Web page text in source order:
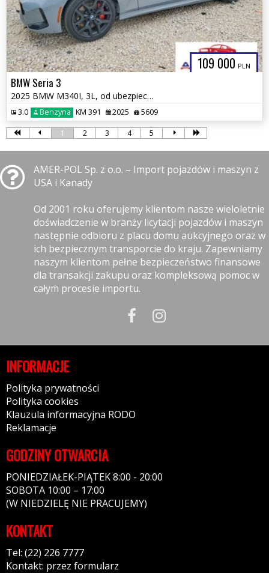
109 000 PLN
BMW Seria 3
2025 BMW M340I, 3L, od ubezpieczalni
3.0 Benzyna KM 391 2025 5609
1 2 3 4 5
AMER-POL Sp. z o.o. – Import pojazdów i maszyn z
USA i Kanady
Od 2001 roku oferujemy klientom nasze wieloletnie
doświadczenie w branży licytacji pojazdów i maszyn
następnie odbioru z placu domu aukcyjnego oraz w
ich bezpiecznym transporcie do kraju. Zapewniamy
naszym klientom pełne bezpieczeństwo finansowe
dla transakcji zakupu oraz kompleksową pomoc w
całym procesie importu.
INFORMACJE
Polityka prywatności
Polityka cookies
Klauzula informacyjna RODO
Reklamacje
GODZINY OTWARCIA
PONIEDZIAŁEK-PIĄTEK 8:00 - 20:00
SOBOTA 10:00 – 17:00
(W NIEDZIELĘ NIE PRACUJEMY)
KONTAKT
Tel: (22) 226 7777
Kontakt: przez formularz